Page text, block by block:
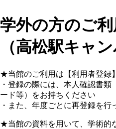
学外の方のご
（高松駅キャン
★当館のご利用は【利用者登録
・登録の際には、本人確認書
ード等）をお持ちください
・また、年度ごとに再登録を行
★当館の資料を用いて、学術的